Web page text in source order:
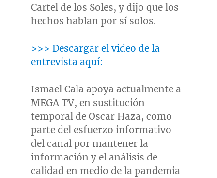
Cartel de los Soles, y dijo que los
hechos hablan por sí solos.
>>> Descargar el video de la
entrevista aquí:
Ismael Cala apoya actualmente a
MEGA TV, en sustitución
temporal de Oscar Haza, como
parte del esfuerzo informativo
del canal por mantener la
información y el análisis de
calidad en medio de la pandemia